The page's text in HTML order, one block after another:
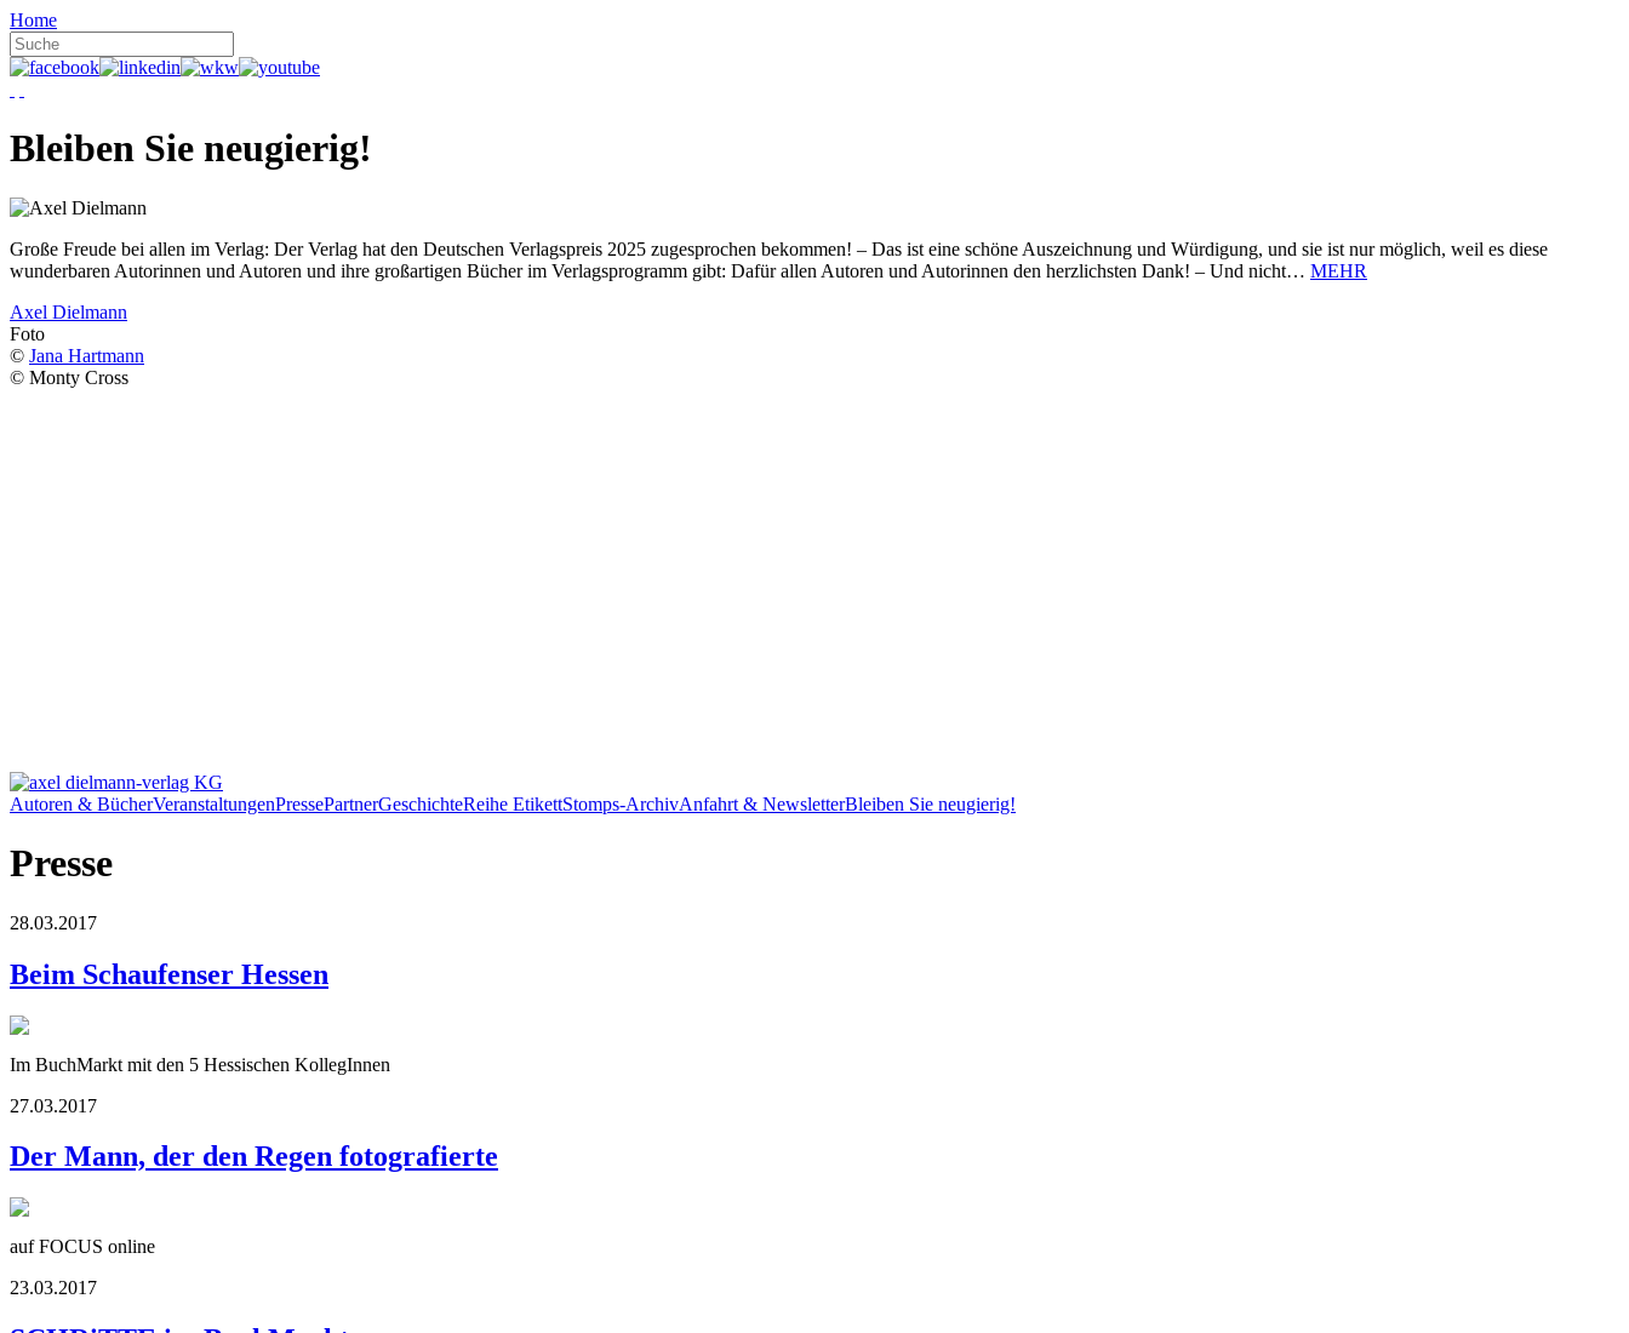
Home
Bleiben Sie neugierig!
Große Freude bei allen im Verlag: Der Verlag hat den Deutschen Verlagspreis 2025 zugesprochen bekommen! – Das ist eine schöne Auszeichnung und Würdigung, und sie ist nur möglich, weil es diese
wunderbaren Autorinnen und Autoren und ihre großartigen Bücher im Verlagsprogramm gibt: Dafür allen Autoren und Autorinnen den herzlichsten Dank! – Und nicht… MEHR
Axel Dielmann
Foto
© Jana Hartmann
© Monty Cross
Autoren & BücherVeranstaltungenPressePartnerGeschichteReihe EtikettStomps-ArchivAnfahrt & NewsletterBleiben Sie neugierig!
Presse
28.03.2017
Beim Schaufenser Hessen
Im BuchMarkt mit den 5 Hessischen KollegInnen
27.03.2017
Der Mann, der den Regen fotografierte
auf FOCUS online
23.03.2017